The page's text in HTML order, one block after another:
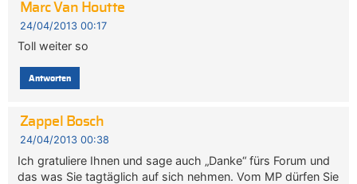
Marc Van Houtte
24/04/2013 00:17
Toll weiter so
Antworten
Zappel Bosch
24/04/2013 00:38
Ich gratuliere Ihnen und sage auch „Danke“ fürs Forum und
das was Sie tagtäglich auf sich nehmen. Vom MP dürfen Sie